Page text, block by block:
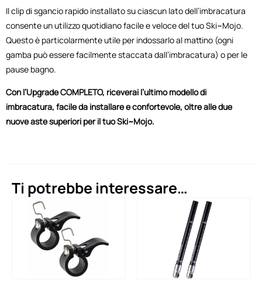
Il clip di sgancio rapido installato su ciascun lato dell’imbracatura
consente un utilizzo quotidiano facile e veloce del tuo Ski~Mojo.
Questo è particolarmente utile per indossarlo al mattino (ogni
gamba può essere facilmente staccata dall’imbracatura) o per le
pause bagno.
Con l’Upgrade COMPLETO, riceverai l’ultimo modello di
imbracatura, facile da installare e confortevole, oltre alle due
nuove aste superiori per il tuo Ski~Mojo.
Ti potrebbe interessare…